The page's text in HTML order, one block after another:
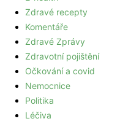
Zdravé recepty
Komentáře
Zdravé Zprávy
Zdravotní pojištění
Očkování a covid
Nemocnice
Politika
Léčiva